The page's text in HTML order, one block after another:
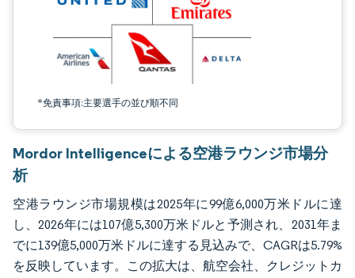
*免責事項:主要選手の並び順不同
Mordor Intelligenceによる空港ラウンジ市場分
析
空港ラウンジ市場規模は2025年に99億6,000万米ドルに達
し、2026年には107億5,300万米ドルと予測され、2031年ま
でに139億5,000万米ドルに達する見込みで、CAGRは5.79%
を反映しています。この拡大は、航空会社、クレジットカ